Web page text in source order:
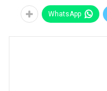
WhatsApp